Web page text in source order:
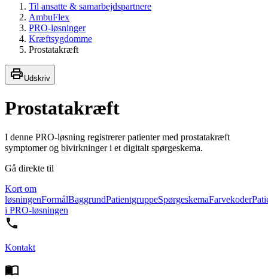
Til ansatte & samarbejdspartnere
AmbuFlex
PRO-løsninger
Kræftsygdomme
Prostatakræft
Udskriv
Prostatakræft
I denne PRO-løsning registrerer patienter med prostatakræft
symptomer og bivirkninger i et digitalt spørgeskema.
Gå direkte til
Kort om
løsningenFormålBaggrundPatientgruppeSpørgeskemaFarvekoder
i PRO-løsningen
Kontakt